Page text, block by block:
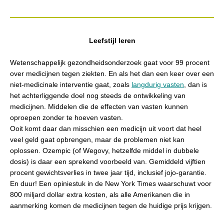
Leefstijl leren
Wetenschappelijk gezondheidsonderzoek gaat voor 99 procent
over medicijnen tegen ziekten. En als het dan een keer over een
niet-medicinale interventie gaat, zoals langdurig vasten , dan is
het achterliggende doel nog steeds de ontwikkeling van
medicijnen. Middelen die de effecten van vasten kunnen
oproepen zonder te hoeven vasten.
Ooit komt daar dan misschien een medicijn uit voort dat heel
veel geld gaat opbrengen, maar de problemen niet kan
oplossen. Ozempic (of Wegovy, hetzelfde middel in dubbele
dosis) is daar een sprekend voorbeeld van. Gemiddeld vijftien
procent gewichtsverlies in twee jaar tijd, inclusief jojo-garantie.
En duur! Een opiniestuk in de New York Times waarschuwt voor
800 miljard dollar extra kosten, als alle Amerikanen die in
aanmerking komen de medicijnen tegen de huidige prijs krijgen.